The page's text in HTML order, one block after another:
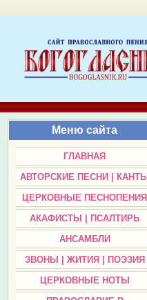
Меню сайта
ГЛАВНАЯ
АВТОРСКИЕ ПЕСНИ | КАНТЫ
ЦЕРКОВНЫЕ ПЕСНОПЕНИЯ
АКАФИСТЫ | ПСАЛТИРЬ
АНСАМБЛИ
ЗВОНЫ | ЖИТИЯ | ПОЭЗИЯ
ЦЕРКОВНЫЕ НОТЫ